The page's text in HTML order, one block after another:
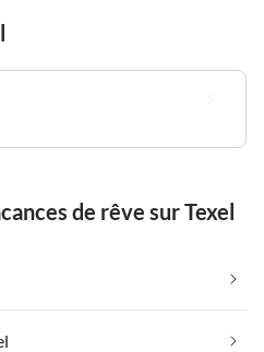
de rêve sur Texel